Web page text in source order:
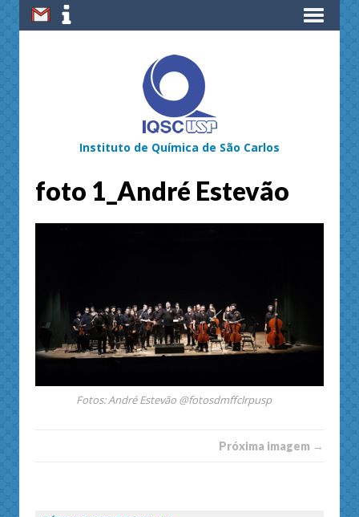
Instituto de Química de São Carlos
foto 1_André Estevão
Fotos: André Estevão @fotosdmffclrpusp
Próxima imagem →